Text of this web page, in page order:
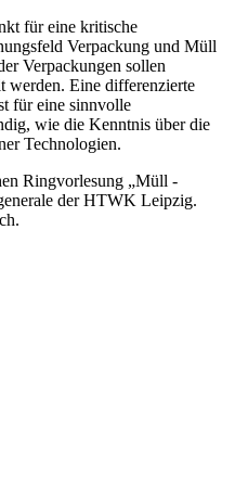
für eine kritische
Verpackung und Müll
Verpackungen sollen
werden. Eine differenzierte
für eine sinnvolle
wie die Kenntnis über die
Technologien.
Ringvorlesung „Müll -
der HTWK Leipzig.